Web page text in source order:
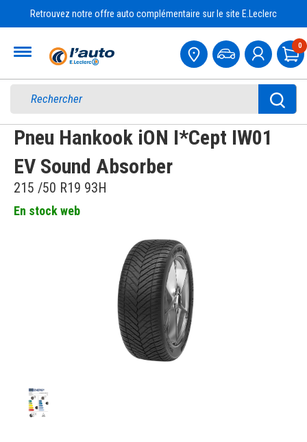
Retrouvez notre offre auto complémentaire sur le site E.Leclerc
0
Pneu Hankook iON I*Cept IW01
EV Sound Absorber
215 /50 R19 93H
En stock web